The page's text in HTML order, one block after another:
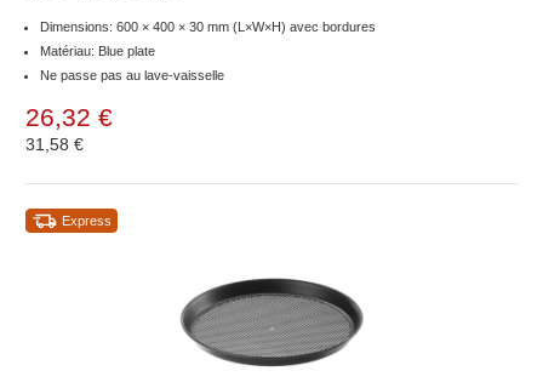
Dimensions: 600 × 400 × 30 mm (L×W×H) avec bordures
Matériau: Blue plate
Ne passe pas au lave-vaisselle
26,32 €
31,58 €
Express